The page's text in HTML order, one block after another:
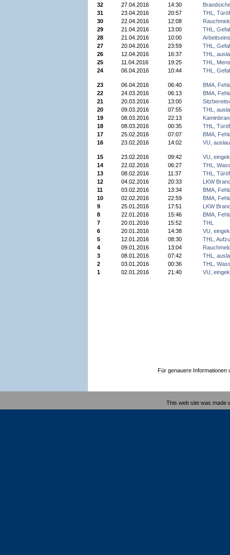
32
27.04.2016 14:30
31
23.04.2016 20:57
THL,
30
22.04.2016 12:08
29
21.04.2016 13:00
THL,
28
21.04.2016 10:00
27
20.04.2016 23:59
THL,
26
12.04.2016 16:37
THL,
25
11.04.2016 19:25
THL,
24
06.04.2016 10:44 THL,
23 06.04.2016 06:40
BMA,
22
24.03.2016 06:13
BMA,
21
20.03.2016 13:00
20
09.03.2016 07:55
THL,
19
08.03.2016 22:13
18
08.03.2016 00:35
THL,
17
25.02.2016 07:07
BMA,
16
23.02.2016 14:02 VU,
15 23.02.2016 09:42
VU,
14
22.02.2016 06:27
THL,
13
08.02.2016 11:37
THL,
12
04.02.2016 20:33
LKW
11
03.02.2016 13:34
BMA,
10
02.02.2016 22:59
BMA,
9
25.01.2016 17:51
LKW
8
22.01.2016 15:46
BMA,
7
20.01.2016 15:52
THL
6
20.01.2016 14:38
VU,
5
12.01.2016 08:30
THL,
4
09.01.2016 13:04
3
08.01.2016 07:42
THL,
2
03.01.2016 00:36
THL,
1
02.01.2016 21:40 VU,
Für genauere Informationen
This web site was made